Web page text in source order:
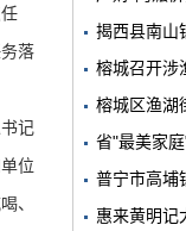
落
记
位
、